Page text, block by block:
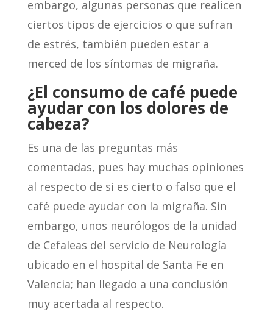
embargo, algunas personas que realicen
ciertos tipos de ejercicios o que sufran
de estrés, también pueden estar a
merced de los síntomas de migraña.
¿El consumo de café puede
ayudar con los dolores de
cabeza?
Es una de las preguntas más
comentadas, pues hay muchas opiniones
al respecto de si es cierto o falso que el
café puede ayudar con la migraña. Sin
embargo, unos neurólogos de la unidad
de Cefaleas del servicio de Neurología
ubicado en el hospital de Santa Fe en
Valencia; han llegado a una conclusión
muy acertada al respecto.